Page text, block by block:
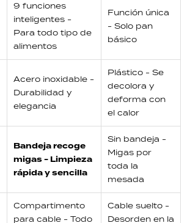
9 funciones
inteligentes -
Para todo tipo de
alimentos
Función única
- Solo pan
básico
Acero inoxidable -
Durabilidad y
elegancia
Plástico - Se
decolora y
deforma con
el calor
Bandeja recoge
migas - Limpieza
rápida y sencilla
Sin bandeja -
Migas por
toda la
mesada
Compartimento
para cable - Todo
Cable suelto -
Desorden en la